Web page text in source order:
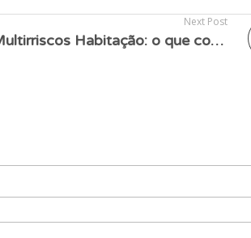
Next Post
Seguro Multirriscos Habitação: o que cobre e porque é essencial?